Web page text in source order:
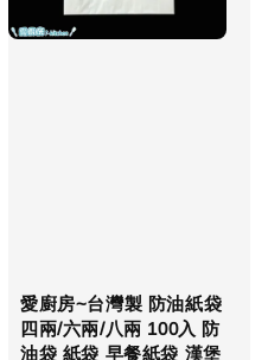
愛廚房~台灣製 防油紙袋
四兩/六兩/八兩 100入 防
油袋 紙袋 早餐紙袋 漢堡